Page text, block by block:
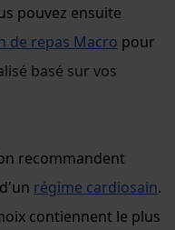
pouvez ensuite
de repas Macro pour
basé sur vos
recommandent
régime cardiosain.
contiennent le plus